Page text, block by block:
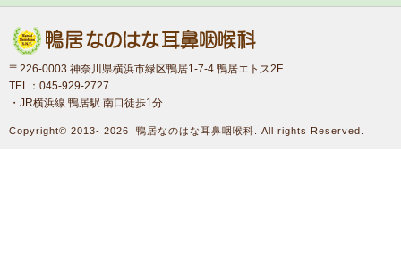
〒226-0003 神奈川県横浜市緑区鴨居1-7-4 鴨居エトス2F
TEL：045-929-2727
・JR横浜線 鴨居駅 南口徒歩1分
Copyright© 2013- 2026 鴨居なのはな耳鼻咽喉科 . All rights Reserved.